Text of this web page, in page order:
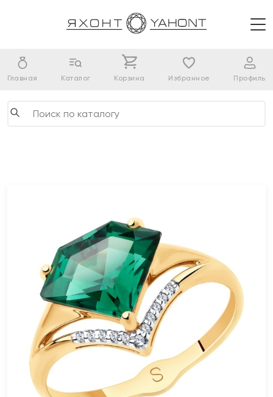
Главная Каталог Корзина Избранное Профиль